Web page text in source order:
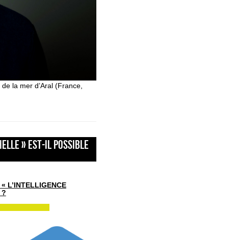
la mer d’Aral (France,
» est-il possible
L’INTELLIGENCE
?